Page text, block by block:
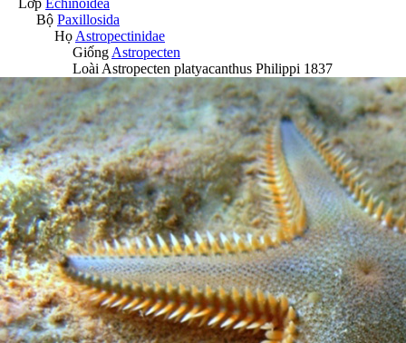
Bộ Paxillosida
Họ Astropectinidae
Giống Astropecten
Loài Astropecten platyacanthus Philippi 1837